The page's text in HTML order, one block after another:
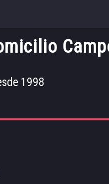
1998